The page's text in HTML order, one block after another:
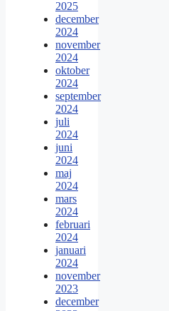
2025
december
2024
november
2024
oktober
2024
september
2024
juli
2024
juni
2024
maj
2024
mars
2024
februari
2024
januari
2024
november
2023
december